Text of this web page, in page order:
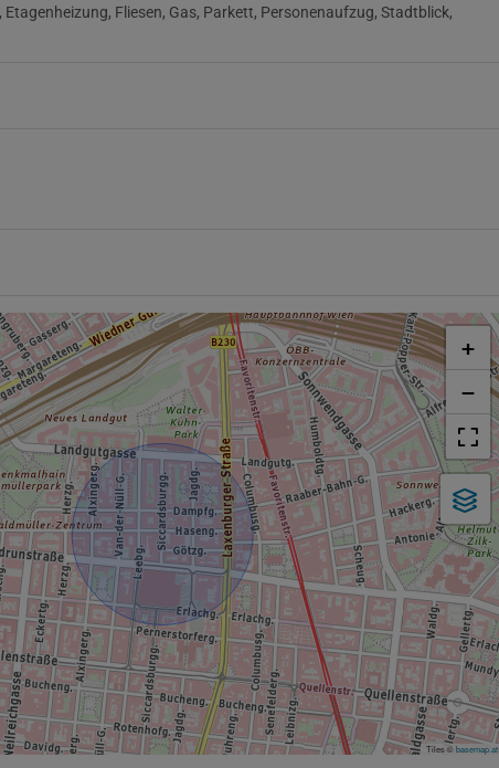
Etagenheizung Fliesen Gas Parkett Personenaufzug Stadtblick
+
−
Tiles ©basemap.at